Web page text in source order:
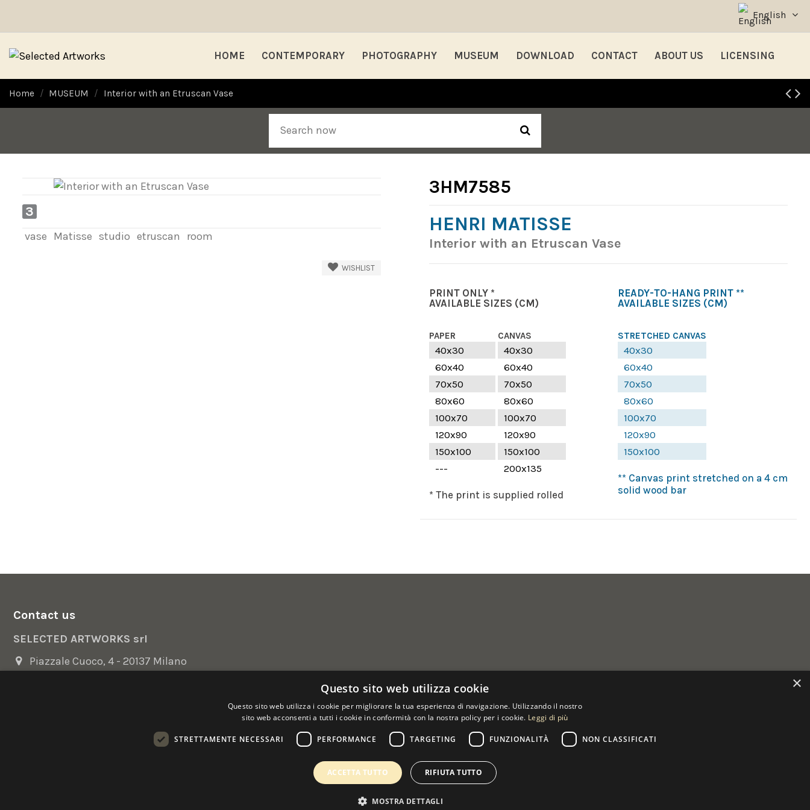
English
HOME CONTEMPORARY PHOTOGRAPHY MUSEUM DOWNLOAD CONTACT ABOUT US LICENSING
0
Home MUSEUM Interior with an Etruscan Vase
3
vase Matisse studio etruscan room
WISHLIST
3HM7585
HENRI MATISSE
Interior with an Etruscan Vase
PRINT ONLY *
AVAILABLE SIZES (CM)
PAPER CANVAS
40x30
40x30
60x40
60x40
70x50
70x50
80x60
80x60
100x70
100x70
120x90
120x90
150x100
150x100
---
200x135
* The print is supplied rolled
READY-TO-HANG PRINT **
AVAILABLE SIZES (CM)
STRETCHED CANVAS
40x30
60x40
70x50
80x60
100x70
120x90
150x100
** Canvas print stretched on a 4 cm
solid wood bar
Contact us
SELECTED ARTWORKS srl
Piazzale Cuoco, 4 - 20137 Milano
×
Questo sito web utilizza cookie
Questo sito web utilizza i cookie per migliorare la tua esperienza di navigazione. Utilizzando il nostro
sito web acconsenti a tutti i cookie in conformità con la nostra policy per i cookie. Leggi di più
STRETTAMENTE NECESSARI PERFORMANCE TARGETING FUNZIONALITÀ NON CLASSIFICATI
ACCETTA TUTTO RIFIUTA TUTTO
MOSTRA DETTAGLI